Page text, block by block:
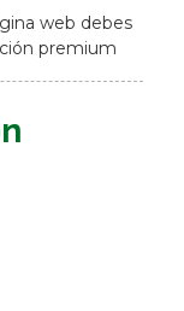
web debes
premium